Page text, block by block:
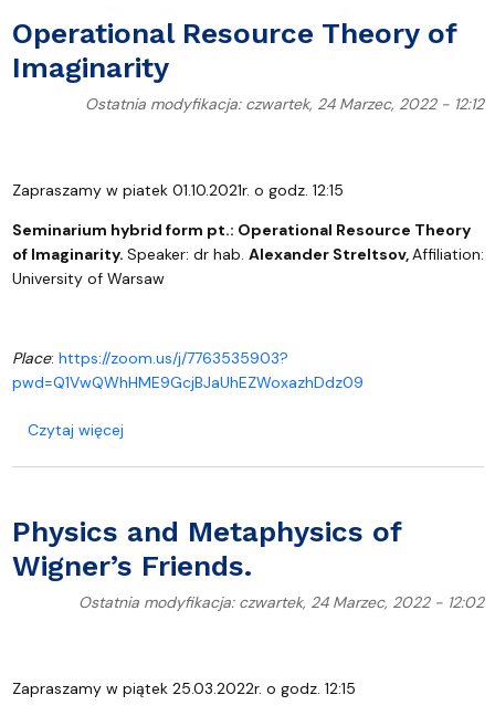
Operational Resource Theory of
Imaginarity
Ostatnia modyfikacja: czwartek, 24 Marzec, 2022 - 12:12
Zapraszamy w piatek 01.10.2021r. o godz. 12:15
Seminarium hybrid form pt.: Operational Resource Theory
of Imaginarity. Speaker: dr hab. Alexander Streltsov, Affiliation:
University of Warsaw
Place: https://zoom.us/j/7763535903?
pwd=Q1VwQWhHME9GcjBJaUhEZWoxazhDdz09
Czytaj więcejo Operational Resource Theory of Imaginarity
Physics and Metaphysics of
Wigner’s Friends.
Ostatnia modyfikacja: czwartek, 24 Marzec, 2022 - 12:02
Zapraszamy w piątek 25.03.2022r. o godz. 12:15